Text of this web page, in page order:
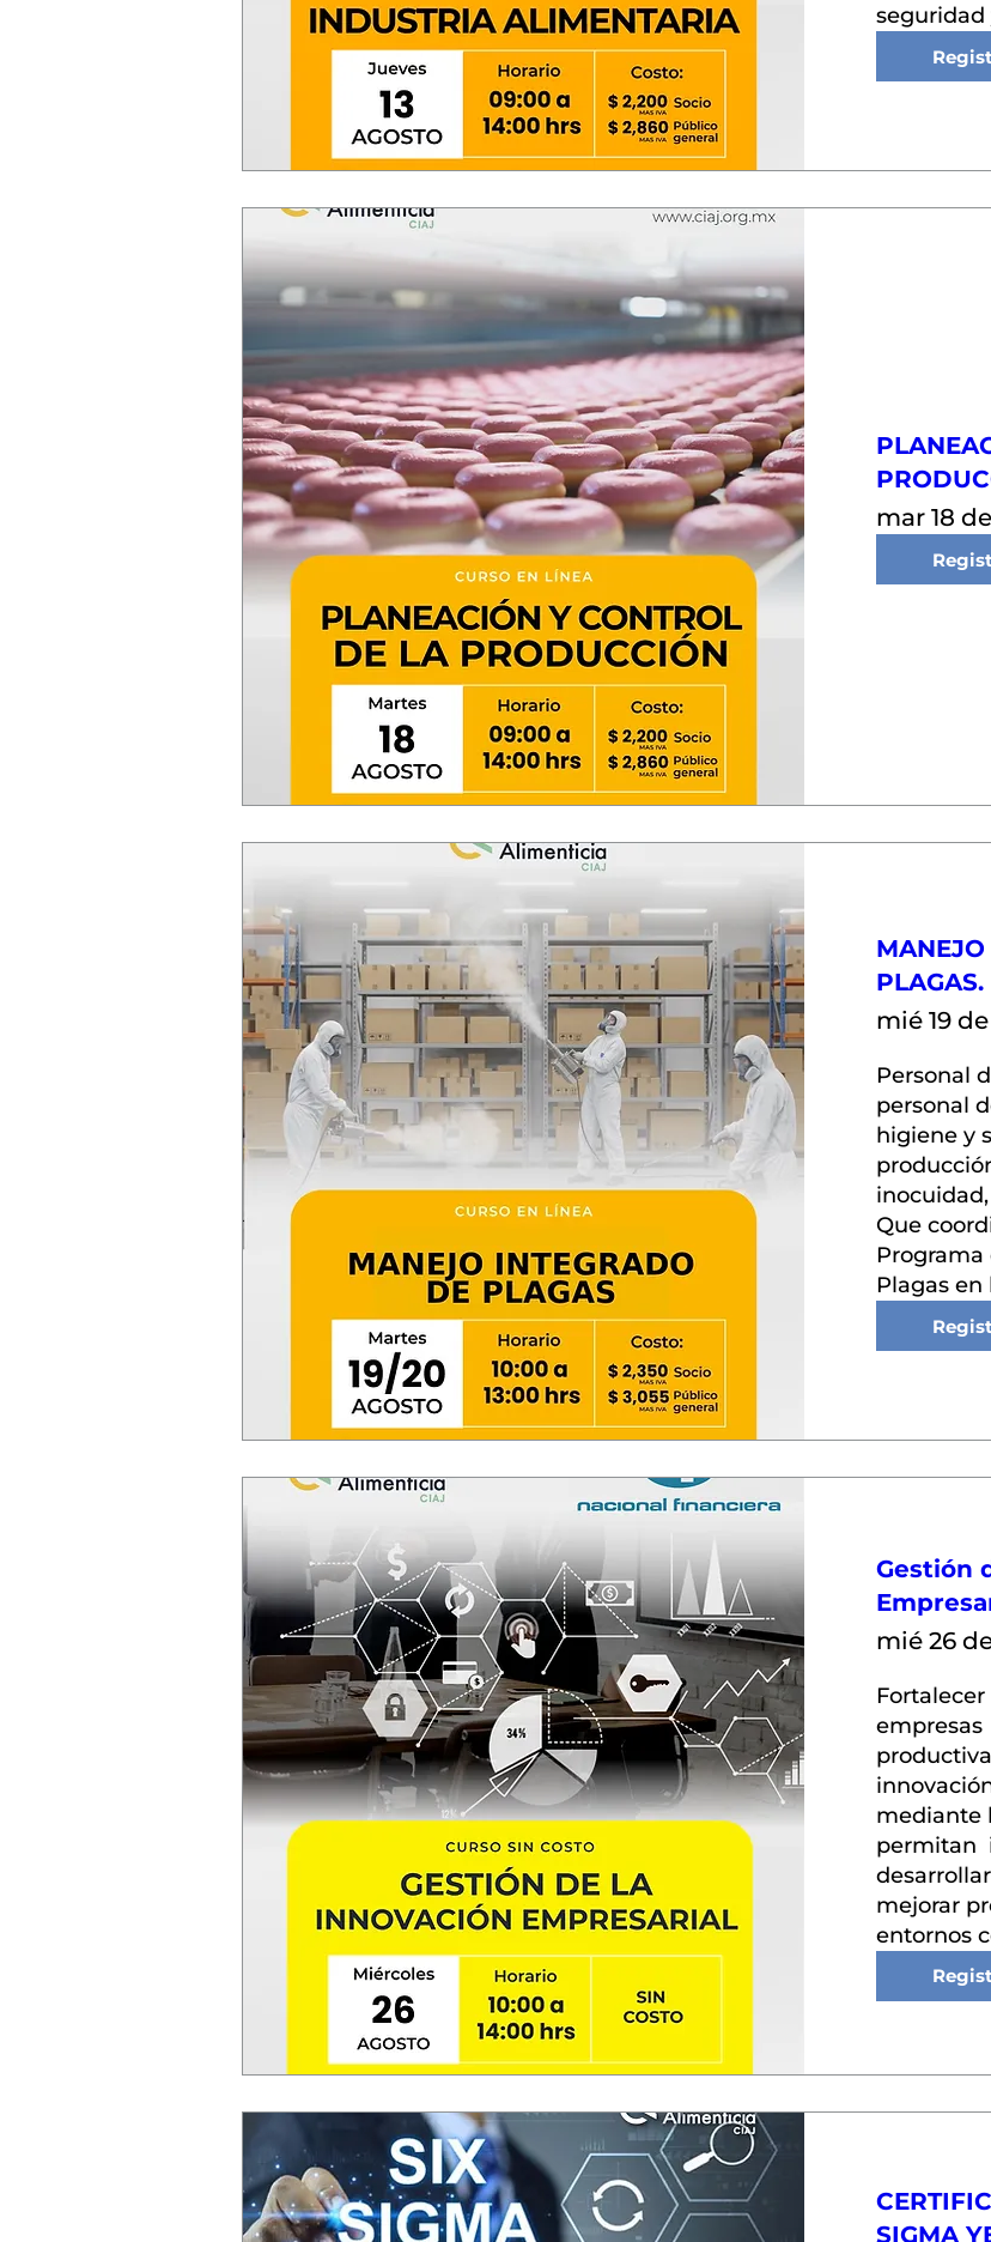
mar 18
PLAGAS.
mié 19
Personal
personal
higiene y
Que
Programa
Plagas en
Gestión
mié 26
empresas
mediante
permitan
mejorar
entornos
SIGMA